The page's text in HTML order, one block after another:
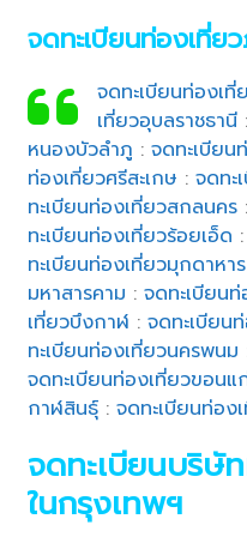
จดทะเบียนท่องเที่ย
จดทะเบียนท่องเที่
เที่ยวอุบลราชธานี:
หนองบัวลำภู :จดทะเบีย
ท่องเที่ยวศรีสะเกษ :จดทะ
ทะเบียนท่องเที่ยวสกลนคร
ทะเบียนท่องเที่ยวร้อยเอ็ด
ทะเบียนท่องเที่ยวมุกดาหาร
มหาสารคาม :จดทะเบียน
เที่ยวบึงกาฬ :จดทะเบียน
ทะเบียนท่องเที่ยวนครพนม
จดทะเบียนท่องเที่ยวขอนแ
กาฬสินธุ์ :จดทะเบียนท่อง
จดทะเบียนบริษั
ในกรุงเทพฯ